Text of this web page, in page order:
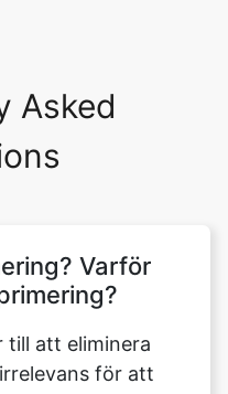
Varför
till att eliminera
för att
bitar som krävs
Det finns två